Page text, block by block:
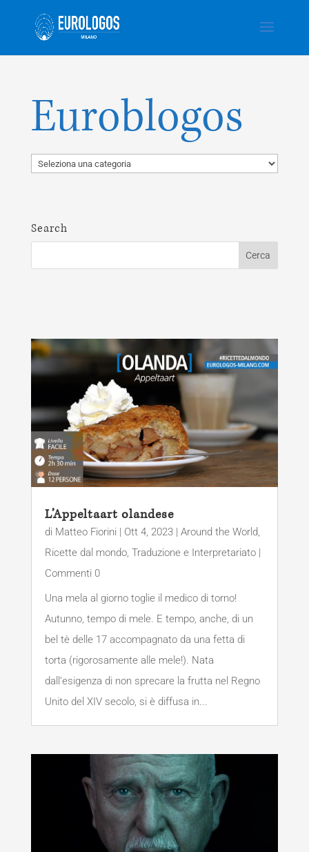
Euroblogos
Search
L’Appeltaart olandese
di Matteo Fiorini| Ott 4, 2023| Around the World,
Ricette dal mondo, Traduzione e Interpretariato|
Commenti 0
Una mela al giorno toglie il medico di torno!
Autunno, tempo di mele. E tempo, anche, di un
bel tè delle 17 accompagnato da una fetta di
torta (rigorosamente alle mele!). Nata
dall’esigenza di non sprecare la frutta nel Regno
Unito del XIV secolo, si è diffusa in...